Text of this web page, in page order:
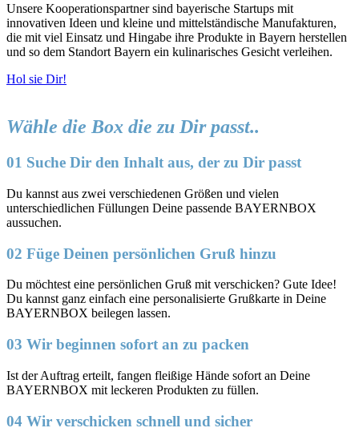
Unsere Kooperationspartner sind bayerische Startups mit
innovativen Ideen und kleine und mittelständische Manufakturen,
die mit viel Einsatz und Hingabe ihre Produkte in Bayern herstellen
und so dem Standort Bayern ein kulinarisches Gesicht verleihen.
Hol sie Dir!
Wähle die Box die zu Dir passt..
01 Suche Dir den Inhalt aus, der zu Dir passt
Du kannst aus zwei verschiedenen Größen und vielen
unterschiedlichen Füllungen Deine passende BAYERNBOX
aussuchen.
02 Füge Deinen persönlichen Gruß hinzu
Du möchtest eine persönlichen Gruß mit verschicken? Gute Idee!
Du kannst ganz einfach eine personalisierte Grußkarte in Deine
BAYERNBOX beilegen lassen.
03 Wir beginnen sofort an zu packen
Ist der Auftrag erteilt, fangen fleißige Hände sofort an Deine
BAYERNBOX mit leckeren Produkten zu füllen.
04 Wir verschicken schnell und sicher